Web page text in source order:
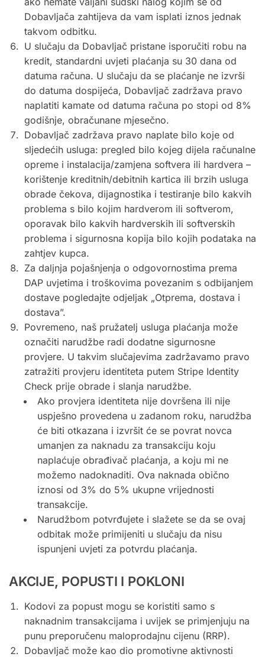
Dobavljača zahtijeva da vam isplati iznos jednak
takvom odbitku.
U slučaju da Dobavljač pristane isporučiti robu na
kredit, standardni uvjeti plaćanja su 30 dana od
datuma računa. U slučaju da se plaćanje ne izvrši
do datuma dospijeća, Dobavljač zadržava pravo
naplatiti kamate od datuma računa po stopi od 8%
godišnje, obračunane mjesečno.
Dobavljač zadržava pravo naplate bilo koje od
sljedećih usluga: pregled bilo kojeg dijela računalne
opreme i instalacija/zamjena softvera ili hardvera –
korištenje kreditnih/debitnih kartica ili brzih usluga
obrade čekova, dijagnostika i testiranje bilo kakvih
problema s bilo kojim hardverom ili softverom,
oporavak bilo kakvih hardverskih ili softverskih
problema i sigurnosna kopija bilo kojih podataka na
zahtjev kupca.
Za daljnja pojašnjenja o odgovornostima prema
DAP uvjetima i troškovima povezanim s odbijanjem
dostave pogledajte odjeljak „Otprema, dostava i
dostava”.
Povremeno, naš pružatelj usluga plaćanja može
označiti narudžbe radi dodatne sigurnosne
provjere. U takvim slučajevima zadržavamo pravo
zatražiti provjeru identiteta putem Stripe Identity
Check prije obrade i slanja narudžbe.
Ako provjera identiteta nije dovršena ili nije
uspješno provedena u zadanom roku, narudžba
će biti otkazana i izvršit će se povrat novca
umanjen za naknadu za transakciju koju
naplaćuje obrađivač plaćanja, a koju mi ​​ne
možemo nadoknaditi. Ova naknada obično
iznosi od 3% do 5% ukupne vrijednosti
transakcije.
Narudžbom potvrđujete i slažete se da se ovaj
odbitak može primijeniti u slučaju da nisu
ispunjeni uvjeti za potvrdu plaćanja.
AKCIJE, POPUSTI I POKLONI
Kodovi za popust mogu se koristiti samo s
naknadnim transakcijama i uvijek se primjenjuju na
punu preporučenu maloprodajnu cijenu (RRP).
Dobavljač može kao dio promotivne aktivnosti